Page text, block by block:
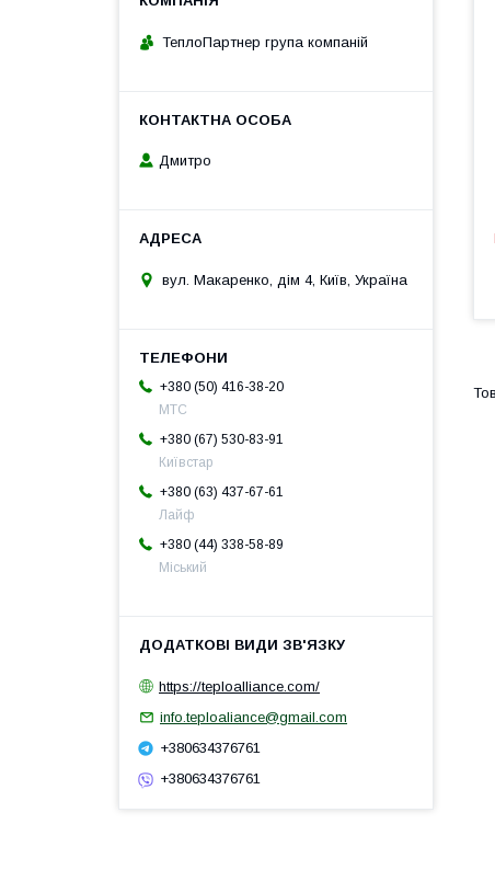
ТеплоПартнер група компаній
Дмитро
вул. Макаренко, дім 4, Київ, Україна
+380 (50) 416-38-20
МТС
+380 (67) 530-83-91
Київстар
+380 (63) 437-67-61
Лайф
+380 (44) 338-58-89
Міський
https://teploalliance.com/
info.teploaliance@gmail.com
+380634376761
+380634376761